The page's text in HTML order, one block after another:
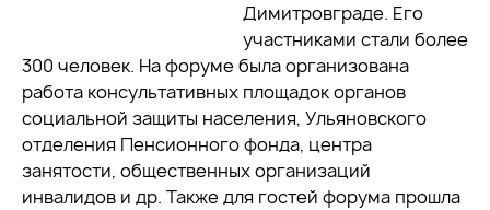
Димитровграде. Его
участниками стали более
300 человек. На форуме была организована
работа консультативных площадок органов
социальной защиты населения, Ульяновского
отделения Пенсионного фонда, центра
занятости, общественных организаций
инвалидов и др. Также для гостей форума прошла